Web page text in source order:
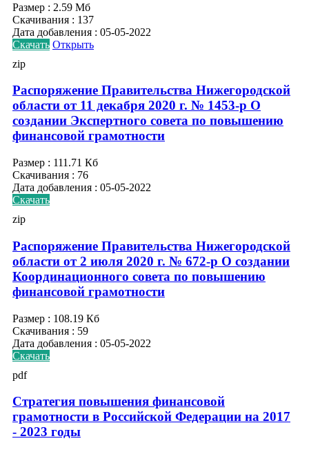
Размер : 2.59 Мб
Скачивания : 137
Дата добавления : 05-05-2022
Скачать Открыть
zip
Распоряжение Правительства Нижегородской
области от 11 декабря 2020 г. № 1453-р О
создании Экспертного совета по повышению
финансовой грамотности
Размер : 111.71 Кб
Скачивания : 76
Дата добавления : 05-05-2022
Скачать
zip
Распоряжение Правительства Нижегородской
области от 2 июля 2020 г. № 672-р О создании
Координационного совета по повышению
финансовой грамотности
Размер : 108.19 Кб
Скачивания : 59
Дата добавления : 05-05-2022
Скачать
pdf
Стратегия повышения финансовой
грамотности в Российской Федерации на 2017
- 2023 годы